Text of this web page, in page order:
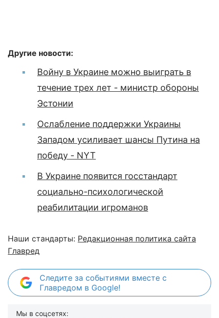
Другие новости:
Войну в Украине можно выиграть в
течение трех лет - министр обороны
Эстонии
Ослабление поддержки Украины
Западом усиливает шансы Путина на
победу - NYT
В Украине появится госстандарт
социально-психологической
реабилитации игроманов
Наши стандарты: Редакционная политика сайта
Главред
Следите за событиями вместе с
Главредом в Google!
Мы в соцсетях: